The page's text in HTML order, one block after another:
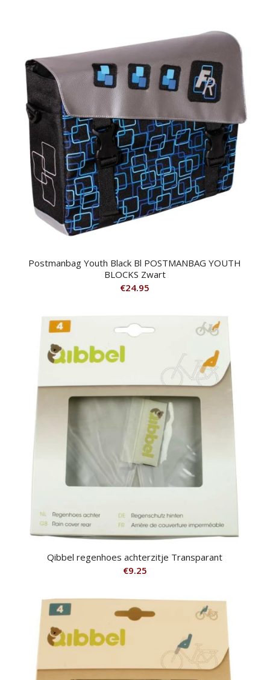
Postmanbag Youth Black Bl POSTMANBAG YOUTH
BLOCKS Zwart
€24.95
Qibbel regenhoes achterzitje Transparant
€9.25